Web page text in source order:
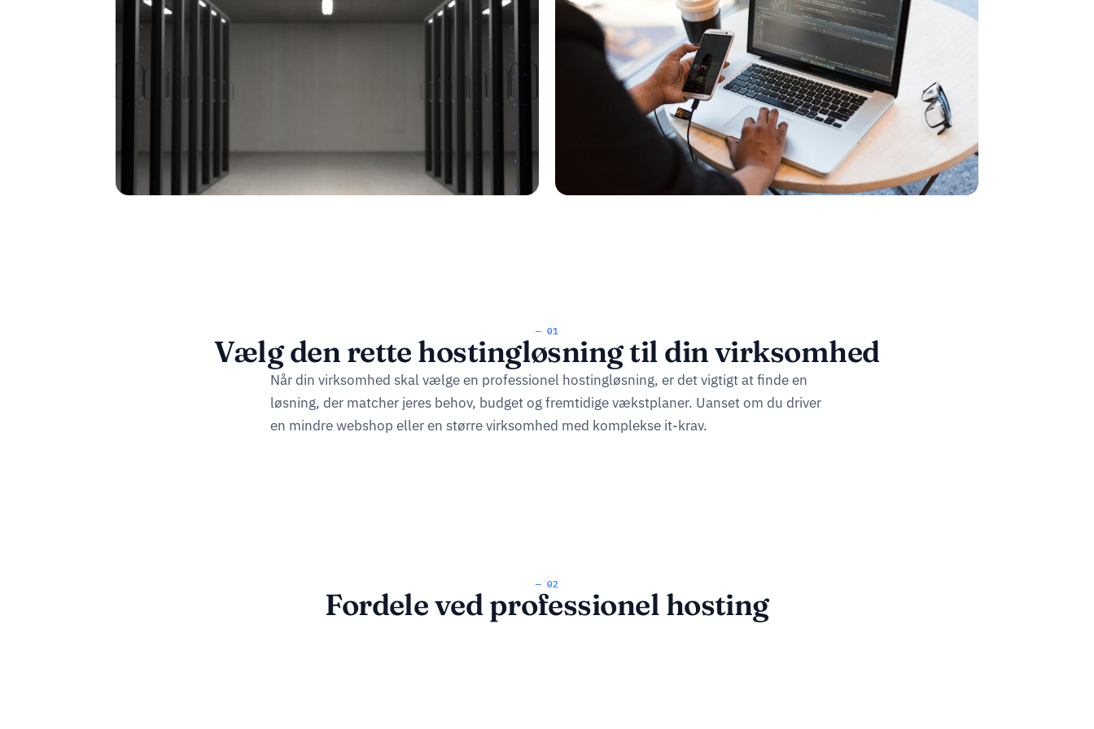
— 01
Vælg den rette hostingløsning til din virksomhed
Når din virksomhed skal vælge en professionel hostingløsning, er det vigtigt at finde en
løsning, der matcher jeres behov, budget og fremtidige vækstplaner. Uanset om du driver
en mindre webshop eller en større virksomhed med komplekse it-krav.
— 02
Fordele ved professionel hosting